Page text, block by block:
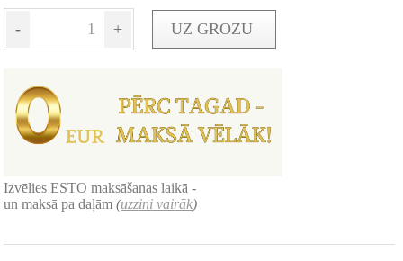
- + UZ GROZU
Izvēlies ESTO maksāšanas laikā -
un maksā pa daļām(uzzini vairāk)